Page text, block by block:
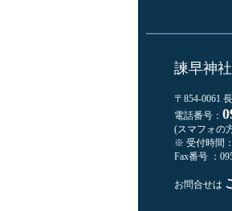
諫早神社
〒854-0061
電話番号：
(スマフォの
※ 受付時間
Fax番号 ：
お問合せは